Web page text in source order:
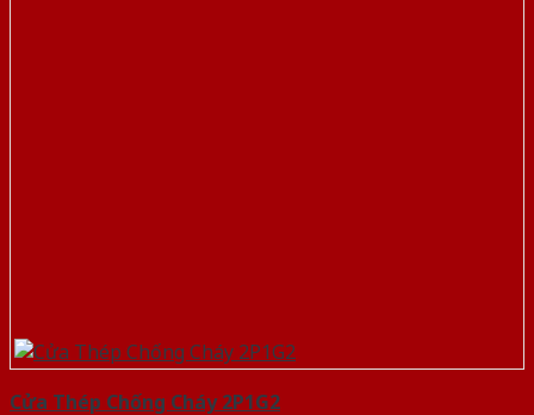
Cửa Thép Chống Cháy 2P1G2